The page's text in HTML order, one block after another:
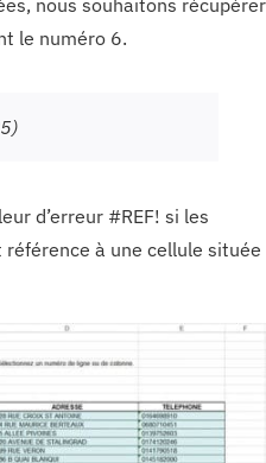
nous souhaitons récupérer
le numéro 6.
d’erreur #REF! si les
à une cellule située